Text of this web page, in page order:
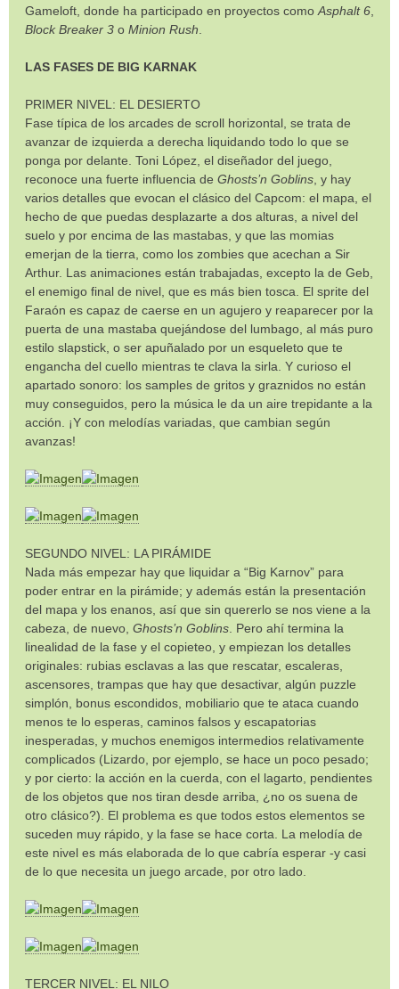
Gameloft, donde ha participado en proyectos como Asphalt 6
Block Breaker 3 o Minion Rush
LAS FASES DE BIG KARNAK
PRIMER NIVEL: EL DESIERTO
Fase típica de los arcades de scroll horizontal, se trata de
avanzar de izquierda a derecha liquidando todo lo que se
ponga por delante. Toni López, el diseñador del juego,
reconoce una fuerte influencia de Ghosts’n Goblins , y hay
varios detalles que evocan el clásico del Capcom: el mapa, el
hecho de que puedas desplazarte a dos alturas, a nivel del
suelo y por encima de las mastabas, y que las momias
emerjan de la tierra, como los zombies que acechan a Sir
Arthur. Las animaciones están trabajadas, excepto la de Geb,
el enemigo final de nivel, que es más bien tosca. El sprite del
Faraón es capaz de caerse en un agujero y reaparecer por la
puerta de una mastaba quejándose del lumbago, al más puro
estilo slapstick, o ser apuñalado por un esqueleto que te
engancha del cuello mientras te clava la sirla. Y curioso el
apartado sonoro: los samples de gritos y graznidos no están
muy conseguidos, pero la música le da un aire trepidante a la
acción. ¡Y con melodías variadas, que cambian según
avanzas!
SEGUNDO NIVEL: LA PIRÁMIDE
Nada más empezar hay que liquidar a “Big Karnov” para
poder entrar en la pirámide; y además están la presentación
del mapa y los enanos, así que sin quererlo se nos viene a la
cabeza, de nuevo, Ghosts’n Goblins . Pero ahí termina la
linealidad de la fase y el copieteo, y empiezan los detalles
originales: rubias esclavas a las que rescatar, escaleras,
ascensores, trampas que hay que desactivar, algún puzzle
simplón, bonus escondidos, mobiliario que te ataca cuando
menos te lo esperas, caminos falsos y escapatorias
inesperadas, y muchos enemigos intermedios relativamente
complicados (Lizardo, por ejemplo, se hace un poco pesado;
y por cierto: la acción en la cuerda, con el lagarto, pendientes
de los objetos que nos tiran desde arriba, ¿no os suena de
otro clásico?). El problema es que todos estos elementos se
suceden muy rápido, y la fase se hace corta. La melodía de
este nivel es más elaborada de lo que cabría esperar -y casi
de lo que necesita un juego arcade, por otro lado.
TERCER NIVEL: EL NILO